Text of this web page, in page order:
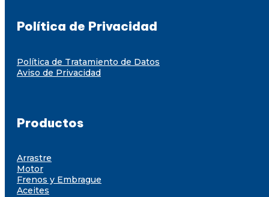
Política de Privacidad
Política de Tratamiento de Datos
Aviso de Privacidad
Productos
Arrastre
Motor
Frenos y Embrague
Aceites